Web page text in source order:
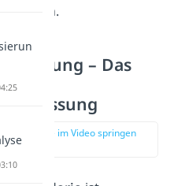
aufteilen.
– Das
zur Stelle im Video springen
(02:21)